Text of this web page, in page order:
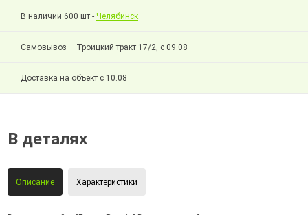
В наличии 600 шт - Челябинск
Самовывоз – Троицкий тракт 17/2, с 09.08
Доставка на объект с 10.08
В деталях
Описание Характеристики